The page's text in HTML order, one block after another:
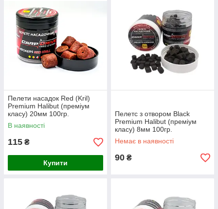
Пелети насадок Red (Kril)
Premium Halibut (преміум
класу) 20мм 100гр.
В наявності
115 ₴
Купити
Пелетс з отвором Black
Premium Halibut (преміум
класу) 8мм 100гр.
Немає в наявності
90 ₴